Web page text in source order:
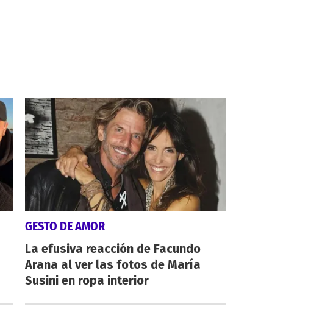
GESTO DE AMOR
La efusiva reacción de Facundo
Arana al ver las fotos de María
Susini en ropa interior